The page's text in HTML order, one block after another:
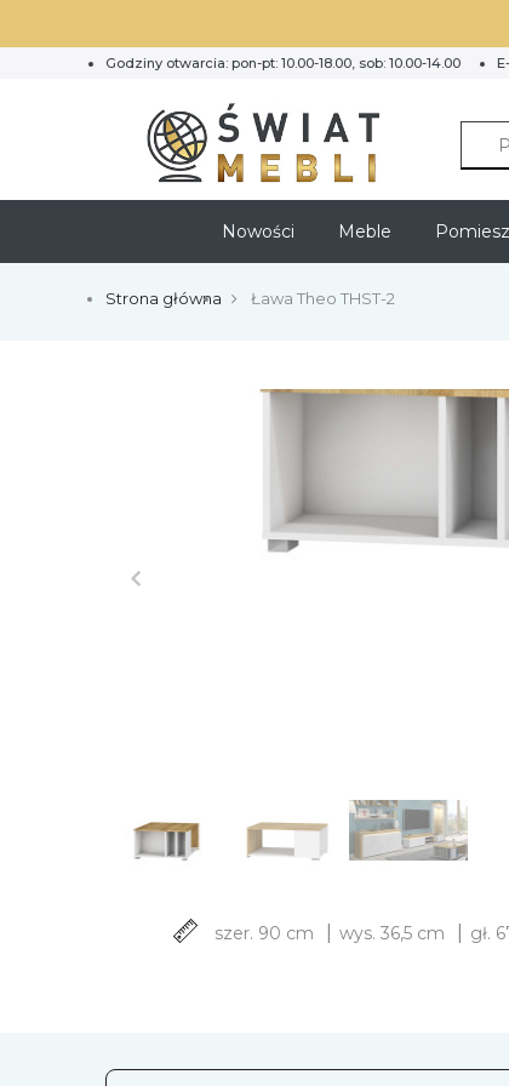
Godziny otwarcia: pon-pt: 10.00-18.00, sob: 10.00-14.00
Nowości Meble
Strona główna Ława Theo THST-2
szer. 90 cm | wys. 36,5 cm | gł.